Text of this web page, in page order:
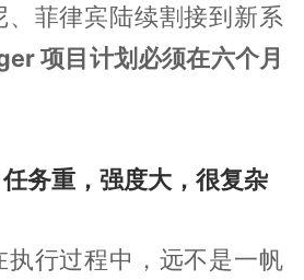
、菲律宾陆续割接到新系
项目计划必须在六个月
务重，强度大，很复杂
执行过程中，远不是一帆